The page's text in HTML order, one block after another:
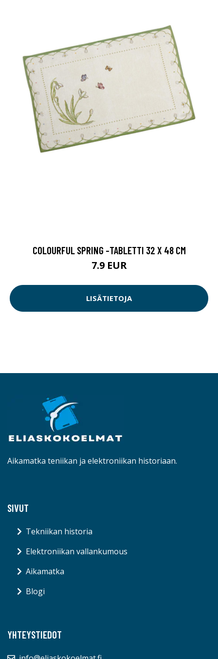
COLOURFUL SPRING -TABLETTI 32 X 48 CM
7.9 EUR
LISÄTIETOJA
Aikamatka teniikan ja elektroniikan historiaan.
SIVUT
Tekniikan historia
Elektroniikan vallankumous
Aikamatka
Blogi
YHTEYSTIEDOT